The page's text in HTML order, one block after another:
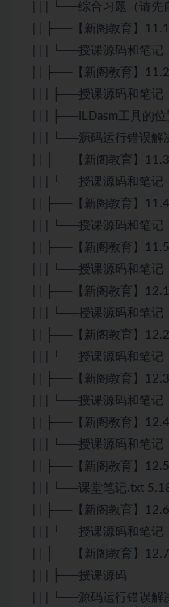
| | | └──综合习题（请先
| | ├──【新阁教育】
| | | └──授课源码和笔记
| | ├──【新阁教育】
| | | ├──授课源码和笔记
| | | ├──ILDasm工具的
| | | └──源码运行错误解
| | ├──【新阁教育】
| | | └──授课源码和笔记
| | ├──【新阁教育】
| | | └──授课源码和笔记
| | ├──【新阁教育】
| | | └──授课源码和笔记
| | ├──【新阁教育】
| | | └──授课源码和笔记
| | ├──【新阁教育】
| | | └──授课源码和笔记
| | ├──【新阁教育】
| | | └──授课源码和笔记
| | ├──【新阁教育】
| | | └──授课源码和笔记
| | ├──【新阁教育】
| | | └──课堂笔记.txt
| | ├──【新阁教育】
| | | └──授课源码和笔记
| | ├──【新阁教育】
| | | ├──授课源码
| | | └──源码运行错误解